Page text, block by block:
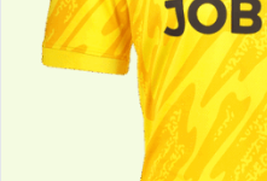
Optionen
können